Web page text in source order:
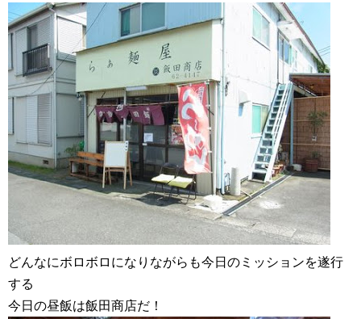
どんなにボロボロになりながらも今日のミッションを遂行
する
今日の昼飯は飯田商店だ！